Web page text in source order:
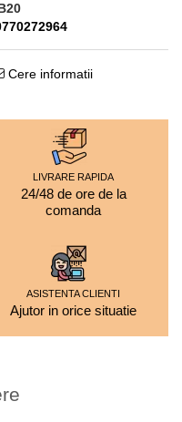
Cere informatii
LIVRARE RAPIDA
24/48 de ore de la
comanda
ASISTENTA CLIENTI
Ajutor in orice situatie